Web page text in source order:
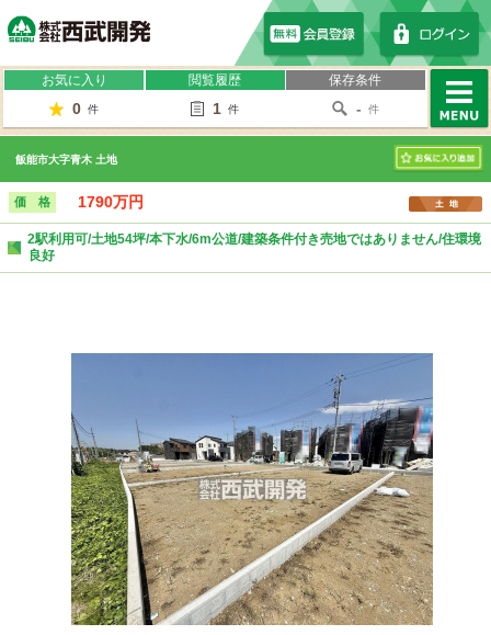
お気に入り
0 件
閲覧履歴
1 件
保存条件
- 件
MENU
飯能市大字青木 土地
お気に入り
価 格 1790万円
2駅利用可/土地54坪/本下水/6m公道/建築条件付き売地ではありません/住環境
良好